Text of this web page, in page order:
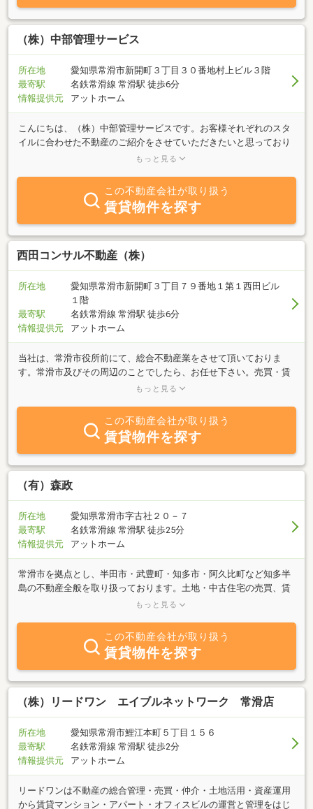
（株）中部管理サービス
所在地
愛知県常滑市新開町３丁目３０番地村上ビル３階
最寄駅
名鉄常滑線 常滑駅 徒歩6分
情報提供元
アットホーム
こんにちは、（株）中部管理サービスです。お客様それぞれのスタ
イルに合わせた不動産のご紹介をさせていただきたいと思っており
ます。是非、何でもご希望をお聞かせ下さい。ご来店、ご連絡心よ
もっと見る
この不動産会社が取り扱う
賃貸物件を探す
西田コンサル不動産（株）
所在地
愛知県常滑市新開町３丁目７９番地１第１西田ビル
１階
最寄駅
名鉄常滑線 常滑駅 徒歩6分
情報提供元
アットホーム
当社は、常滑市役所前にて、総合不動産業をさせて頂いておりま
す。常滑市及びその周辺のことでしたら、お任せ下さい。売買・賃
貸はもちろんのこと、管理・不動産コンサルでのお手伝いもさせて
ンナー有資格者による、お客様の立場でのご提案をさせて頂いてお
ります。土日も営業しておりますので、お気軽にお問い合わせ下さ
もっと見る
この不動産会社が取り扱う
賃貸物件を探す
（有）森政
所在地
愛知県常滑市字古社２０－７
最寄駅
名鉄常滑線 常滑駅 徒歩25分
情報提供元
アットホーム
常滑市を拠点とし、半田市・武豊町・知多市・阿久比町など知多半
島の不動産全般を取り扱っております。土地・中古住宅の売買、賃
貸アパート・駐車場の管理も行っておりますので、土地の有効利用
方法をしっかりとご説明させていただきます。また、当社では新
築・リフォームのご用命も承っております。適正価格で健康で快適
な住まいをご提案させていただいております。不動産に関するこ
と、建物の新築・増改築、エクステリア等、不動産・建築に関する
ことならどのようなことでも、お気軽にお問い合わせ、ご相談下さ
い。
もっと見る
この不動産会社が取り扱う
賃貸物件を探す
（株）リードワン エイブルネットワーク 常滑店
所在地
愛知県常滑市鯉江本町５丁目１５６
最寄駅
名鉄常滑線 常滑駅 徒歩2分
情報提供元
アットホーム
リードワンは不動産の総合管理・売買・仲介・土地活用・資産運用
から賃貸マンション・アパート・オフィスビルの運営と管理をはじ